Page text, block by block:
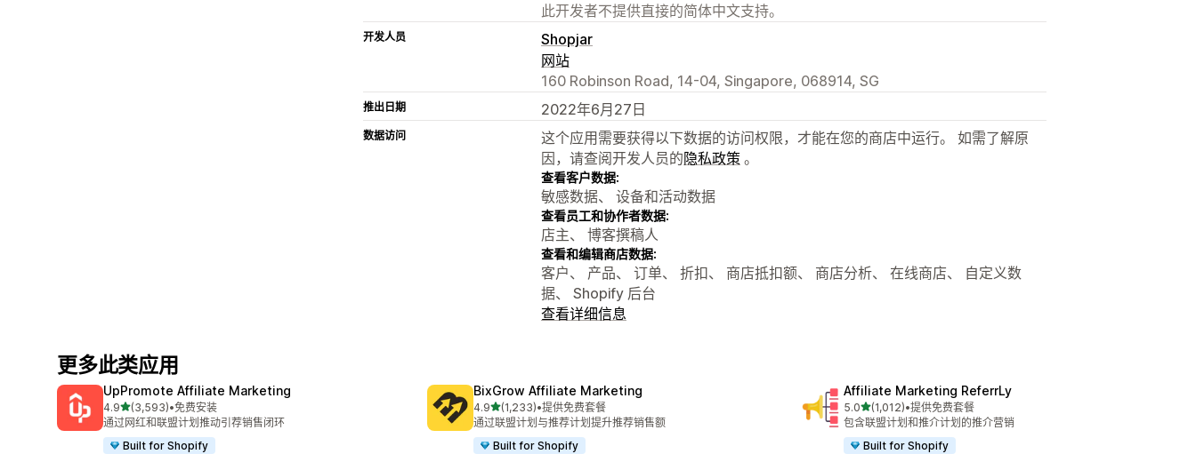
此开发者不提供直接的简体中文支持。
开发人员
Shopjar
网站
160 Robinson Road, 14-04, Singapore, 068914, SG
推出日期 2022年6月27日
数据访问
这个应用需要获得以下数据的访问权限，才能在您的商店中运行。 如需了解原
因，请查阅开发人员的隐私政策 。
查看客户数据:
敏感数据、 设备和活动数据
查看员工和协作者数据:
店主、 博客撰稿人
查看和编辑商店数据:
客户、 产品、 订单、 折扣、 商店抵扣额、 商店分析、 在线商店、 自定义数
据、 Shopify 后台
查看详细信息
更多此类应用
UpPromote Affiliate Marketing
4.9星（满分 5 星）
(3,593)
总共 3593 条评论
•免费安装
通过网红和联盟计划推动引荐销售闭环
Built for Shopify
BixGrow Affiliate Marketing
4.9星（满分 5 星）
(1,233)
总共 1233 条评论
•提供免费套餐
通过联盟计划与推荐计划提升推荐销售额
Built for Shopify
Affiliate Marketing ReferrLy
5.0星（满分 5 星）
(1,012)
总共 1012 条评论
•提供免费套餐
包含联盟计划和推介计划的推介营销
Built for Shopify